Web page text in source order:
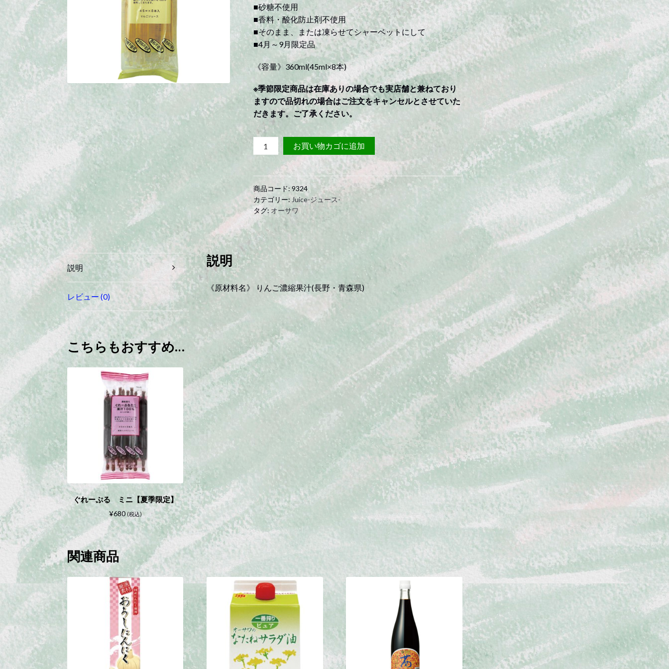
■砂糖不使用
■香料・酸化防止剤不使用
■そのまま、または凍らせてシャーベットにして
■4月～9月限定品
《容量》360ml(45ml×8本)
※季節限定商品は在庫ありの場合でも実店舗と兼ねており
ますので品切れの場合はご注文をキャンセルとさせていた
だきます。ご了承ください。
り
ん
ゃ
ん
ニ
【夏
季
限
定】
quantity
お買い物カゴに追加
商品コード: 9324
カテゴリー: Juice-ジュース-
タグ: オーサワ
説明
レビュー (0)
説明
《原材料名》 りんご濃縮果汁(長野・青森県)
こちらもおすすめ…
ぐれーぷる ミニ【夏季限定】
¥680 (税込)
関連商品